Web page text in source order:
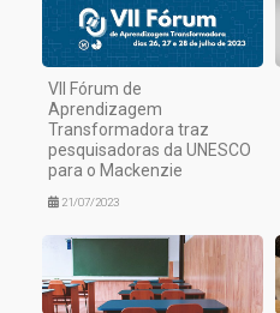
VII Fórum de
Aprendizagem
Transformadora traz
pesquisadoras da UNESCO
para o Mackenzie
21/07/2023